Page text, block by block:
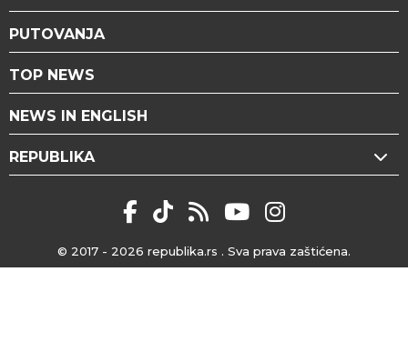
PUTOVANJA
TOP NEWS
NEWS IN ENGLISH
REPUBLIKA
© 2017 - 2026 republika.rs . Sva prava zaštićena.